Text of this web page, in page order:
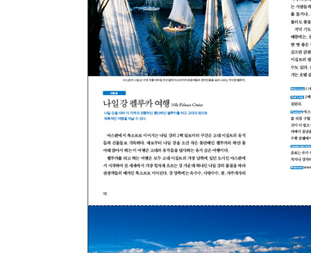
6 _ 이국적인 맛과 향을 즐기는 음식 여행
7 _ 열정과 모험으로 가득 찬 레저, 스포츠 여행
8 _ 새들의 눈높이에서 바라보는 비행기 여행
9 _ 위대한 사람들의 발자취를 따라가는 인물 여행
찾아보기